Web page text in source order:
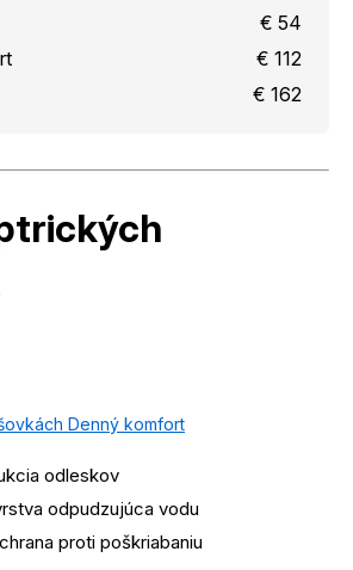
€ 54
€ 112
€ 162
Denný komfort
odleskov
odpudzujúca vodu
proti poškriabaniu